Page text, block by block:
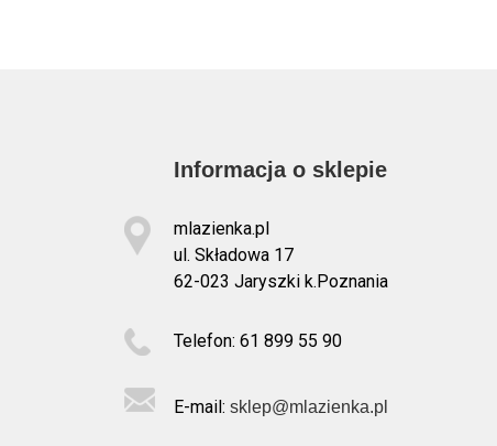
Informacja o sklepie
mlazienka.pl
ul. Składowa 17
62-023 Jaryszki k.Poznania
Telefon: 61 899 55 90
E-mail: sklep@mlazienka.pl